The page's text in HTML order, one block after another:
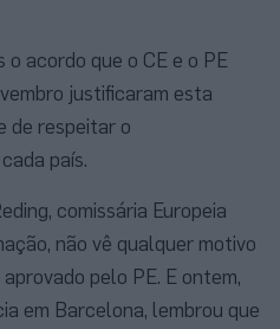
acordo que o CE e o PE
justificaram esta
de respeitar o
país.
comissária Europeia
não vê qualquer motivo
pelo PE. E ontem,
em Barcelona, lembrou que